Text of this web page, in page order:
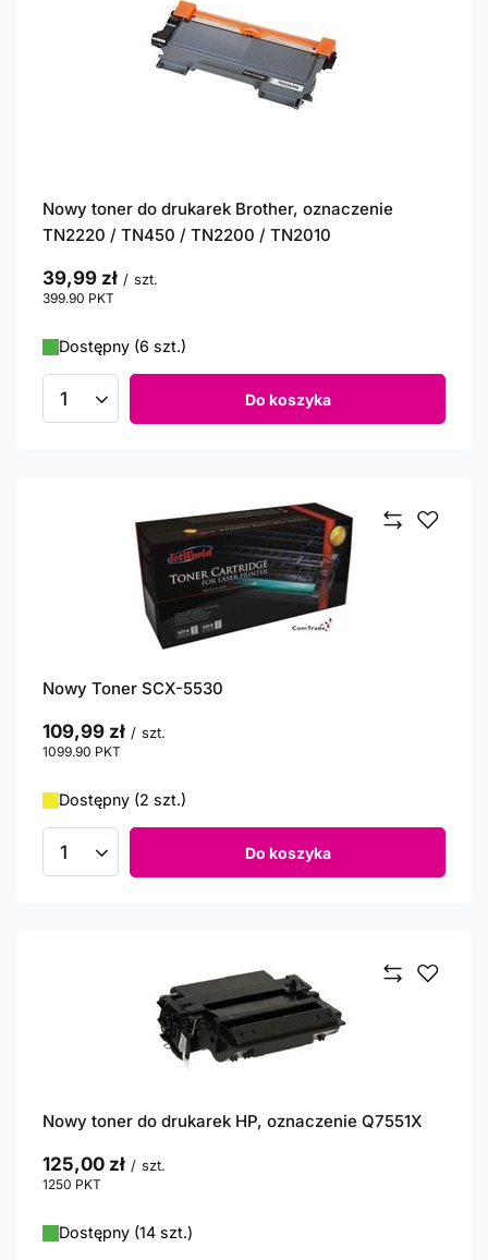
Nowy toner do drukarek Brother, oznaczenie
TN2220 / TN450 / TN2200 / TN2010
39,99 zł / szt.
399.90 PKT
Dostępny (6 szt.)
Ilość produktów Do koszyka
Nowy Toner SCX-5530
109,99 zł / szt.
1099.90 PKT
Dostępny (2 szt.)
Ilość produktów Do koszyka
Nowy toner do drukarek HP, oznaczenie Q7551X
125,00 zł / szt.
1250 PKT
Dostępny (14 szt.)